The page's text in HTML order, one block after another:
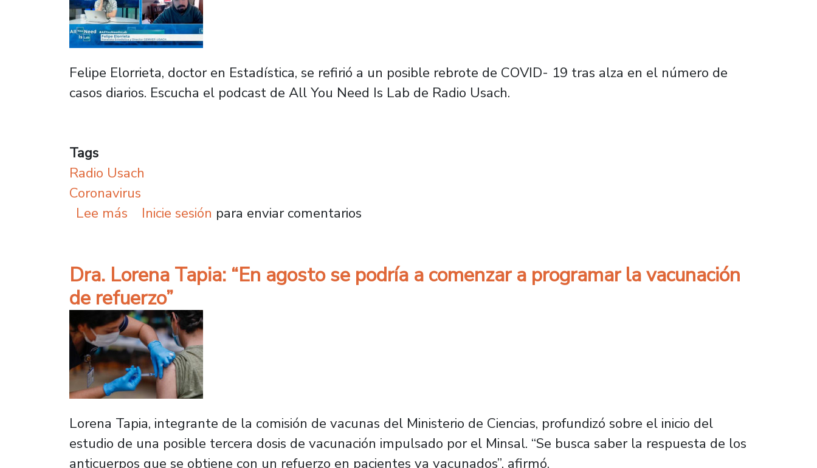
Felipe Elorrieta, doctor en Estadística, se refirió a un posible rebrote de COVID- 19 tras alza en el número de
casos diarios. Escucha el podcast de All You Need Is Lab de Radio Usach.
Tags
Radio Usach
Coronavirus
Lee más sobre Director Gemvep-Usach: “este aumento de contagios por Coronavirus podría implicar más fallecidos”
Inicie sesión para enviar comentarios
Dra. Lorena Tapia: “En agosto se podría a comenzar a programar la vacunación
de refuerzo”
Lorena Tapia, integrante de la comisión de vacunas del Ministerio de Ciencias, profundizó sobre el inicio del
estudio de una posible tercera dosis de vacunación impulsado por el Minsal. “Se busca saber la respuesta de los
anticuerpos que se obtiene con un refuerzo en pacientes ya vacunados”, afirmó.